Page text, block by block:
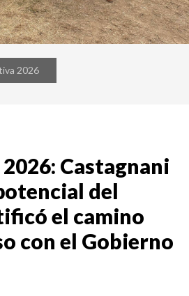
2026
Castagnani
del
el camino
con el Gobierno